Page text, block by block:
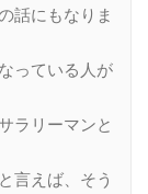
話にもなりま
っている人が
ラリーマンと
言えば、そう